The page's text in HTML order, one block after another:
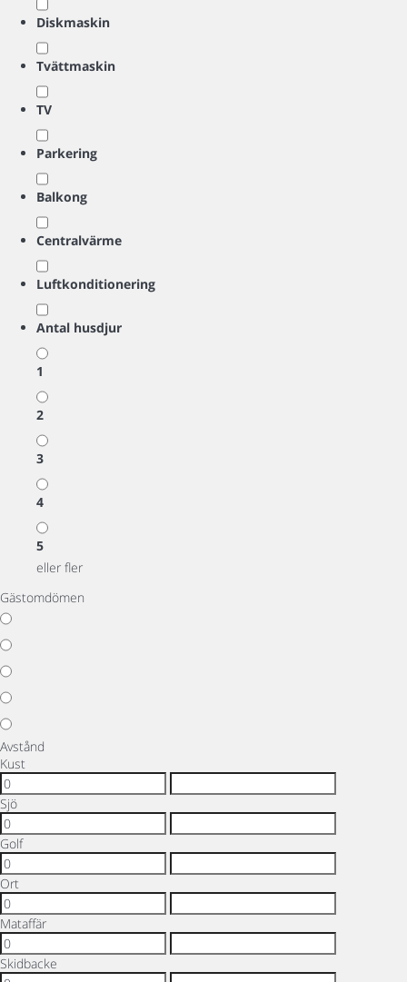
Diskmaskin
Tvättmaskin
TV
Parkering
Balkong
Centralvärme
Luftkonditionering
Antal husdjur
1
2
3
4
5
eller fler
Gästomdömen
Avstånd
Kust
Sjö
Golf
Ort
Mataffär
Skidbacke